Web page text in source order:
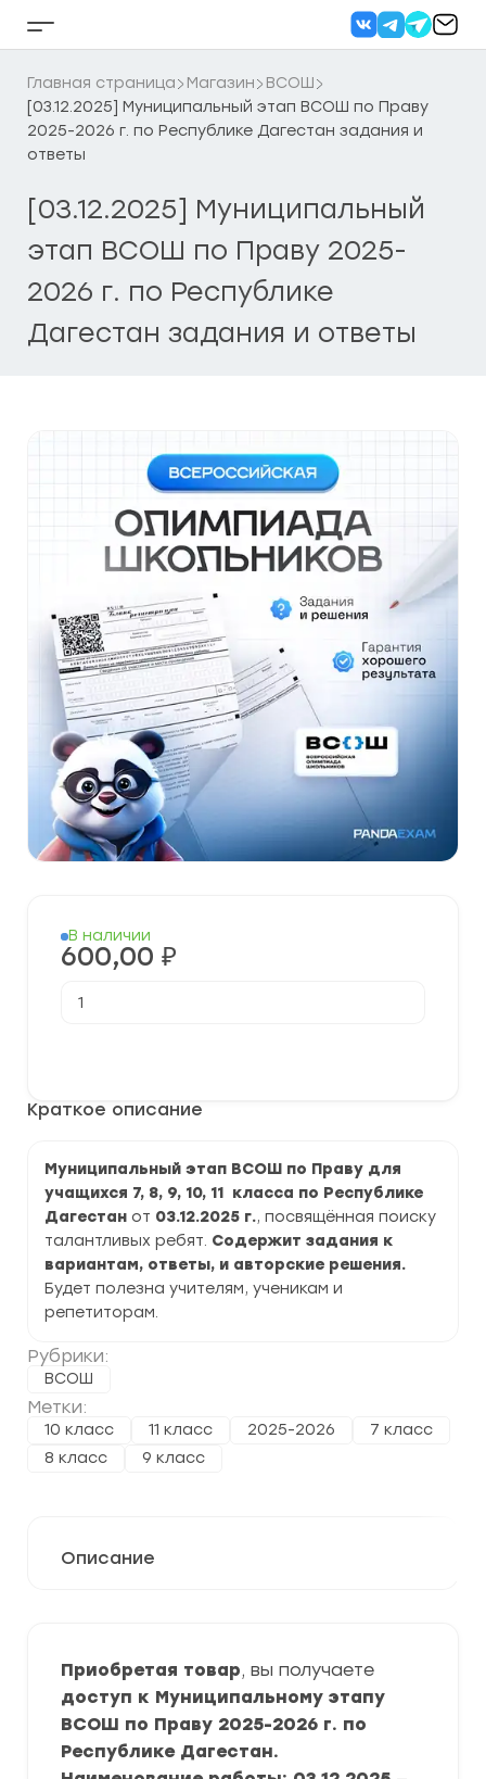
Кнопка
бокового
меню
Главная страница Магазин
ВСОШ
[03.12.2025] Муниципальный этап ВСОШ по Праву
2025-2026 г. по Республике Дагестан задания и
ответы
[03.12.2025] Муниципальный
этап ВСОШ по Праву 2025-
2026 г. по Республике
Дагестан задания и ответы
Краткое описание
Муниципальный этап ВСОШ по Праву для
учащихся 7, 8, 9, 10, 11 класса по Республике
Дагестан от 03.12.2025 г., посвящённая поиску
талантливых ребят. Содержит задания к
вариантам, ответы, и авторские решения.
Будет полезна учителям, ученикам и
репетиторам.
Рубрики:
ВСОШ
Метки:
10 класс 11 класс 2025-2026
7 класс
8 класс
9 класс
В наличии
600,00 ₽
товара
Праву
г.
по
Республике
Дагестан
и
ответы
Описание
Приобретая товар, вы получаете
доступ к Муниципальному этапу
ВСОШ по Праву 2025-2026 г. по
Республике Дагестан.